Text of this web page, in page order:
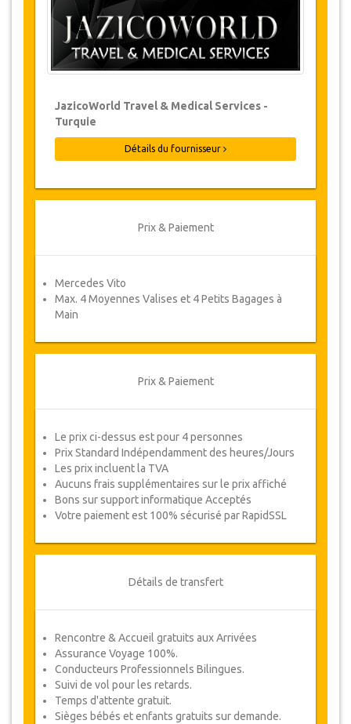
moins 24 heures à l’avance, il n‘y aura
pas de frais, même si la réservation a été
confirmée. L'annulation ne peut être faite
que par écrit en envoyant un courrier
électronique.
moins de 24 heures avant le transfert.
Dans de tels cas, les paiements sont non-
remboursables.
De temps en temps, JazicoWorld peut
ou un remboursement complet.
Une fois votre paiement effectué, vous serez
redirigé vers détails YourCard pour entrer vos
votre Coupon de service automatiquement.
JazicoWorld Travel & Medical Services -
Turquie
Détails du fournisseur
Prix & Paiement
Mercedes Vito
Max. 4 Moyennes Valises et 4 Petits Bagages à
Main
Prix & Paiement
Le prix ci-dessus est pour 4 personnes
Prix Standard Indépendamment des heures/Jours
Les prix incluent la TVA
Aucuns frais supplémentaires sur le prix affiché
Bons sur support informatique Acceptés
Votre paiement est 100% sécurisé par RapidSSL
Détails de transfert
Rencontre & Accueil gratuits aux Arrivées
Assurance Voyage 100%.
Conducteurs Professionnels Bilingues.
Suivi de vol pour les retards.
Temps d'attente gratuit.
Sièges bébés et enfants gratuits sur demande.